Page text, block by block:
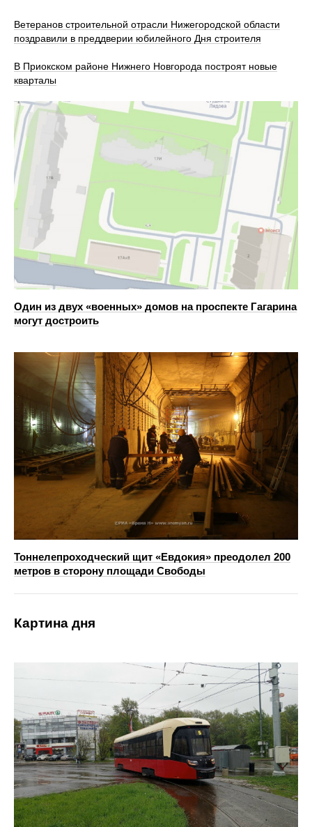
Ветеранов строительной отрасли Нижегородской области
поздравили в преддверии юбилейного Дня строителя
В Приокском районе Нижнего Новгорода построят новые
кварталы
Один из двух «военных» домов на проспекте Гагарина
могут достроить
Тоннелепроходческий щит «Евдокия» преодолел 200
метров в сторону площади Свободы
Картина дня